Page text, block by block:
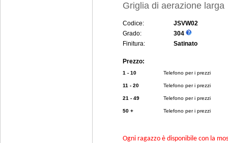
Griglia di aerazione
Codice:
JSVW02
Grado:
304
Finitura:
Satinato
Prezzo:
1 - 10 Telefono per i prezzi
11 - 20 Telefono per i prezzi
21 - 49 Telefono per i prezzi
50 + Telefono per i prezzi
Ogni ragazzo è disponibile con la